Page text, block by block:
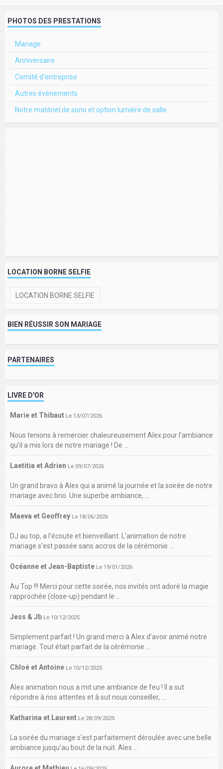
PHOTOS DES PRESTATIONS
Mariage
Anniversaire
Comité d'entreprise
Autres évènements
Notre matériel de sono et option lumière de salle
LOCATION BORNE SELFIE
LOCATION BORNE SELFIE
BIEN RÉUSSIR SON MARIAGE
PARTENAIRES
LIVRE D'OR
Marie et Thibaut Le 13/07/2026
Nous tenions à remercier chaleureusement Alex pour l’ambiance
qu’il a mis lors de notre mariage ! De ...
Laetitia et Adrien Le 09/07/2026
Un grand bravo à Alex qui a animé la journée et la soirée de notre
mariage avec brio. Une superbe ambiance, ...
Maeva et Geoffrey Le 18/06/2026
DJ au top, a l'écoute et bienveillant. L'animation de notre
mariage s'est passée sans accros de la cérémonie ...
Océanne et Jean-Baptiste Le 19/01/2026
Au Top !!! Merci pour cette soirée, nos invités ont adoré la magie
rapprochée (close-up) pendant le ...
Jess & Jb Le 10/12/2025
Simplement parfait ! Un grand merci à Alex d'avoir animé notre
mariage. Tout était parfait de la cérémonie ...
Chloé et Antoine Le 10/12/2025
Alex animation nous a mit une ambiance de feu ! Il a sut
répondre à nos attentes et à sut nous conseiller, ...
Katharina et Laurent Le 28/09/2025
La soirée du mariage s'est parfaitement déroulée avec une belle
ambiance jusqu'au bout de la nuit. Alex ...